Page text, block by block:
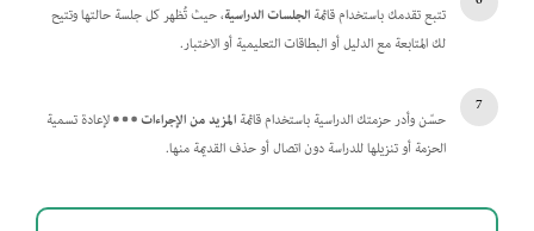
تتبع تقدمك باستخدام قائمةالجلسات الدراسية، حيث تُظهر كل جلسة حالتها وتتيح
لك المتابعة مع الدليل أو البطاقات التعليمية أو الاختبار.
حسّن وأدر حزمتك الدراسية باستخدام قائمةالمزيد من الإجراءات
لإعادة تسمية
الحزمة أو تنزيلها للدراسة دون اتصال أو حذف القديمة منها.